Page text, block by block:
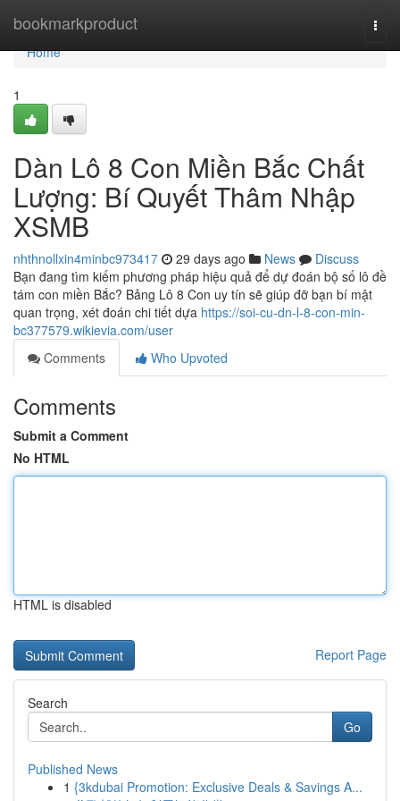
bookmarkproduct
Home
Home
1
Dàn Lô 8 Con Miền Bắc Chất
Lượng: Bí Quyết Thâm Nhập
XSMB
nhthnollxin4minbc973417 29 days ago News
Discuss
Bạn đang tìm kiếm phương pháp hiệu quả để dự đoán bộ số lô đề
tám con miền Bắc? Bảng Lô 8 Con uy tín sẽ giúp đỡ bạn bí mật
quan trọng, xét đoán chi tiết dựa https://soi-cu-dn-l-8-con-min-
bc377579.wikievia.com/user
Comments
Who Upvoted
Comments
Submit a Comment
No HTML
HTML is disabled
Report Page
Search
Go
Published News
1 {3kdubai Promotion: Exclusive Deals & Savings A...